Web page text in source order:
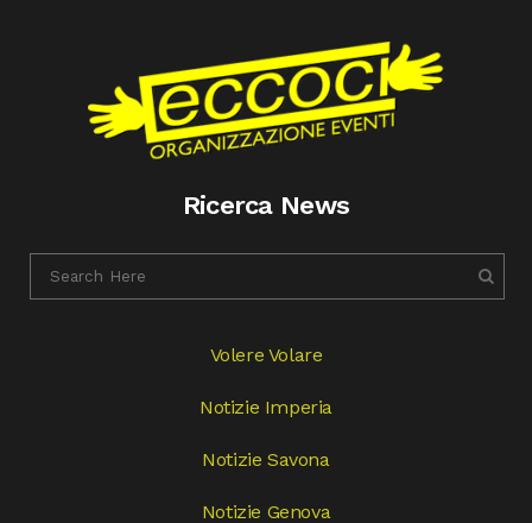
Ricerca News
Volere Volare
Notizie Imperia
Notizie Savona
Notizie Genova